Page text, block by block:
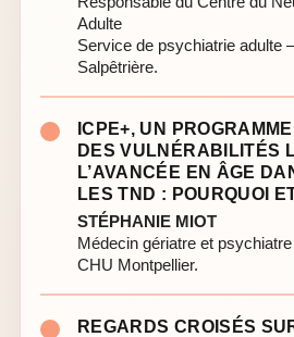
Adulte
Service de psychiatrie adulte
Salpêtrière.
ICPE+, UN
DES VULNÉRABILITÉS
L’AVANCÉE EN ÂGE
LES TND : POURQUOI
STÉPHANIE MIOT
Médecin gériatre et psychiatre
CHU Montpellier.
REGARDS CROISÉS